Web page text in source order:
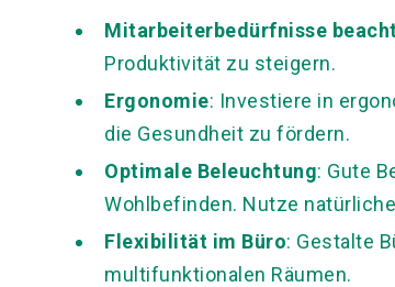
Mitarbeiterbedürfnisse
Produktivität zu steigern.
Ergonomie: Investiere in
die Gesundheit zu fördern.
Optimale Beleuchtung: Gute
Wohlbefinden. Nutze
Flexibilität im Büro: Gestalte
multifunktionalen Räumen.